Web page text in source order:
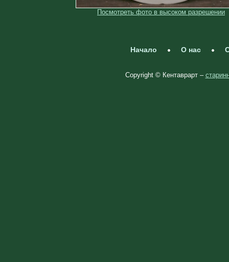
Посмотреть фото в высоком разрешении
Начало О нас
Copyright © Кентаврарт –